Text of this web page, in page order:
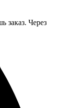
заказ. Через